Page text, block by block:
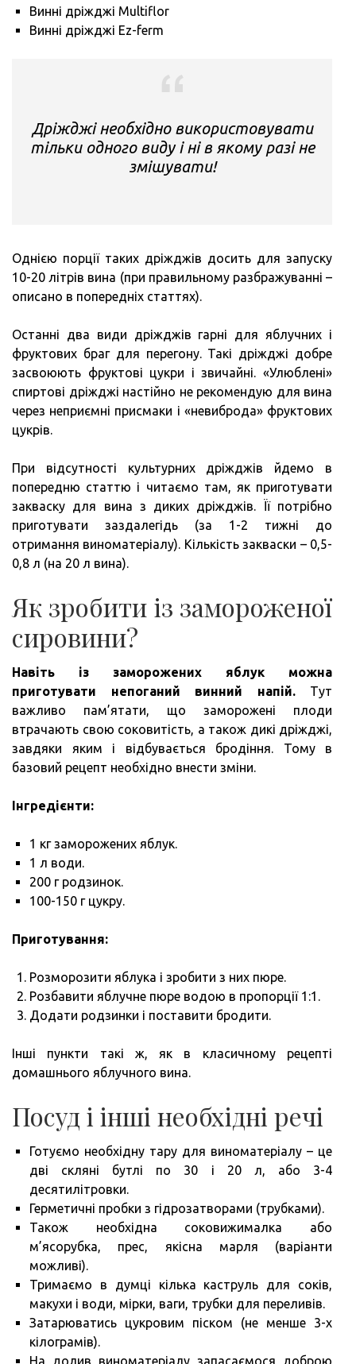
Винні дріжджі Multiflor
Винні дріжджі Ez-ferm
Дріжджі необхідно використовувати
тільки одного виду і ні в якому разі не
змішувати!
Однією порції таких дріжджів досить для запуску
10-20 літрів вина (при правильному разбражуванні –
описано в попередніх статтях).
Останні два види дріжджів гарні для яблучних і
фруктових браг для перегону. Такі дріжджі добре
засвоюють фруктові цукри і звичайні. «Улюблені»
спиртові дріжджі настійно не рекомендую для вина
через неприємні присмаки і «невиброда» фруктових
цукрів.
При відсутності культурних дріжджів йдемо в
попередню статтю і читаємо там, як приготувати
закваску для вина з диких дріжджів. Її потрібно
приготувати заздалегідь (за 1-2 тижні до
отримання виноматеріалу). Кількість закваски – 0,5-
0,8 л (на 20 л вина).
Як зробити із замороженої
сировини?
Навіть із заморожених яблук можна
приготувати непоганий винний напій.Тут
важливо пам’ятати, що заморожені плоди
втрачають свою соковитість, а також дикі дріжджі,
завдяки яким і відбувається бродіння. Тому в
базовий рецепт необхідно внести зміни.
Інгредієнти:
1 кг заморожених яблук.
1 л води.
200 г родзинок.
100-150 г цукру.
Приготування:
Розморозити яблука і зробити з них пюре.
Розбавити яблучне пюре водою в пропорції 1:1.
Додати родзинки і поставити бродити.
Інші пункти такі ж, як в класичному рецепті
домашнього яблучного вина.
Посуд і інші необхідні речі
Готуємо необхідну тару для виноматеріалу – це
дві скляні бутлі по 30 і 20 л, або 3-4
десятилітровки.
Герметичні пробки з гідрозатворами (трубками).
Також необхідна соковижималка або
м’ясорубка, прес, якісна марля (варіанти
можливі).
Тримаємо в думці кілька каструль для соків,
макухи і води, мірки, ваги, трубки для переливів.
Затарюватись цукровим піском (не менше 3-х
кілограмів).
На долив виноматеріалу запасаємося доброю